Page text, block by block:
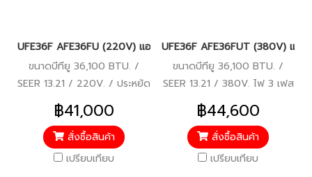
UFE36F AFE36FU (220V) แอร์อีมิเน้นท์ (EMINENT) แบบตั้ง/แขว
ขนาดบีทียู 36,100 BTU. /
SEER 13.21 / 220V. / ประหยัด
ไฟเบอร์ 5 / มอก. / รีโมทไร้สาย
/ รับประกันคอมเพรสเซอร์ 5 ปี
฿41,000
สั่งซื้อสินค้า
เปรียบเทียบ
UFE36F AFE36FUT (380V) แอ
ขนาดบีทียู 36,100 BTU. /
SEER 13.21 / 380V. ไฟ 3 เฟส
/ ประหยัดไฟเบอร์ 5 / มอก. /
รีโมทไร้สาย / รับประกัน
คอมเพรสเซอร์ 5 ปี
฿44,600
สั่งซื้อสินค้า
เปรียบเทียบ